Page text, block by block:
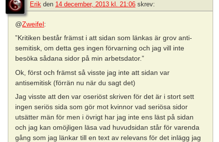
Erik den 14 december, 2013 kl. 21:06 skrev:
@Zweifel:
”Kritiken består främst i att sidan som länkas är grov anti-
semitisk, om detta ges ingen förvarning och jag vill inte
besöka sådana sidor på min arbetsdator.”
Ok, först och främst så visste jag inte att sidan var
antisemitisk (förrän nu när du sagt det)
Jag visste att den var oseriöst skriven för det är i stort sett
ingen seriös sida som gör mot kvinnor vad seriösa sidor
utsätter män för men i övrigt har jag inte ens läst på sidan
och jag kan omöjligen läsa vad huvudsidan står för varenda
gång som jag länkar till en text av relevans för det inlägg jag